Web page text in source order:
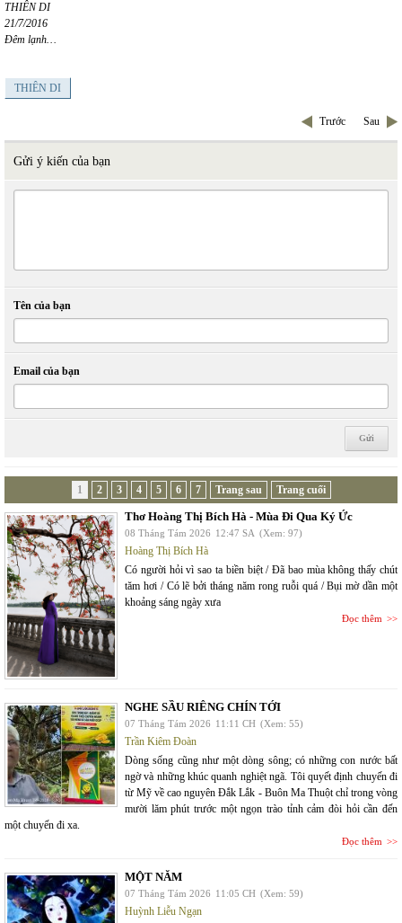
THIÊN DI
21/7/2016
Đêm lạnh…
THIÊN DI
Trước Sau
Gửi ý kiến của bạn
Tên của bạn
Email của bạn
1 2 3 4 5 6 7 Trang sau Trang cuối
Thơ Hoàng Thị Bích Hà - Mùa Đi Qua Ký Ức
08 Tháng Tám 2026 12:47 SA (Xem: 97)
Hoàng Thị Bích Hà
Có người hỏi vì sao ta biền biệt / Đã bao mùa không thấy chút
tăm hơi / Có lẽ bởi tháng năm rong ruỗi quá / Bụi mờ dần một
khoảng sáng ngày xưa
Đọc thêm
NGHE SẦU RIÊNG CHÍN TỚI
07 Tháng Tám 2026 11:11 CH (Xem: 55)
Trần Kiêm Đoàn
Dòng sống cũng như một dòng sông; có những con nước bất
ngờ và những khúc quanh nghiệt ngã. Tôi quyết định chuyến đi
từ Mỹ về cao nguyên Đắk Lắk - Buôn Ma Thuột chỉ trong vòng
mười lăm phút trước một ngọn trào tỉnh cảm đòi hỏi cần đến
một chuyến đi xa.
Đọc thêm
MỘT NĂM
07 Tháng Tám 2026 11:05 CH (Xem: 59)
Huỳnh Liễu Ngạn